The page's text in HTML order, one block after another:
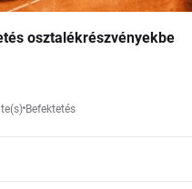
osztalékrészvényekbe
Befektetés